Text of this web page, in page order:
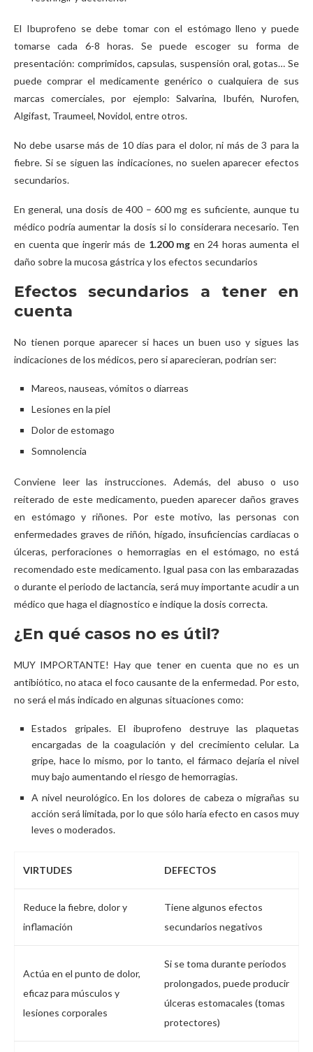
El Ibuprofeno se debe tomar con el estómago lleno y puede
tomarse cada 6-8 horas. Se puede escoger su forma de
presentación: comprimidos, capsulas, suspensión oral, gotas… Se
puede comprar el medicamente genérico o cualquiera de sus
marcas comerciales, por ejemplo: Salvarina, Ibufén, Nurofen,
Algifast, Traumeel, Novidol, entre otros.
No debe usarse más de 10 días para el dolor, ni más de 3 para la
fiebre. Si se siguen las indicaciones, no suelen aparecer efectos
secundarios.
En general, una dosis de 400 – 600 mg es suficiente, aunque tu
médico podría aumentar la dosis si lo considerara necesario. Ten
en cuenta que ingerir más de 1.200 mg en 24 horas aumenta el
daño sobre la mucosa gástrica y los efectos secundarios
Efectos secundarios a tener en
cuenta
No tienen porque aparecer si haces un buen uso y sigues las
indicaciones de los médicos, pero si aparecieran, podrían ser:
Mareos, nauseas, vómitos o diarreas
Lesiones en la piel
Dolor de estomago
Somnolencia
Conviene leer las instrucciones. Además, del abuso o uso
reiterado de este medicamento, pueden aparecer daños graves
en estómago y riñones. Por este motivo, las personas con
enfermedades graves de riñón, hígado, insuficiencias cardiacas o
úlceras, perforaciones o hemorragias en el estómago, no está
recomendado este medicamento. Igual pasa con las embarazadas
o durante el periodo de lactancia, será muy importante acudir a un
médico que haga el diagnostico e indique la dosis correcta.
¿En qué casos no es útil?
MUY IMPORTANTE! Hay que tener en cuenta que no es un
antibiótico, no ataca el foco causante de la enfermedad. Por esto,
no será el más indicado en algunas situaciones como:
Estados gripales. El ibuprofeno destruye las plaquetas
encargadas de la coagulación y del crecimiento celular. La
gripe, hace lo mismo, por lo tanto, el fármaco dejaría el nivel
muy bajo aumentando el riesgo de hemorragias.
A nivel neurológico. En los dolores de cabeza o migrañas su
acción será limitada, por lo que sólo haría efecto en casos muy
leves o moderados.
VIRTUDES DEFECTOS
Reduce la fiebre, dolor y
inflamación
Tiene algunos efectos
secundarios negativos
Actúa en el punto de dolor,
eficaz para músculos y
lesiones corporales
Si se toma durante periodos
prolongados, puede producir
úlceras estomacales (tomas
protectores)